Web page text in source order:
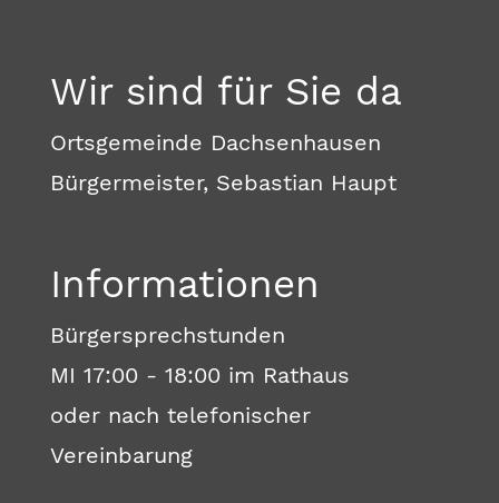
Wir sind für Sie da
Ortsgemeinde Dachsenhausen
Bürgermeister, Sebastian Haupt
Informationen
Bürgersprechstunden
MI 17:00 - 18:00 im Rathaus
oder nach telefonischer
Vereinbarung